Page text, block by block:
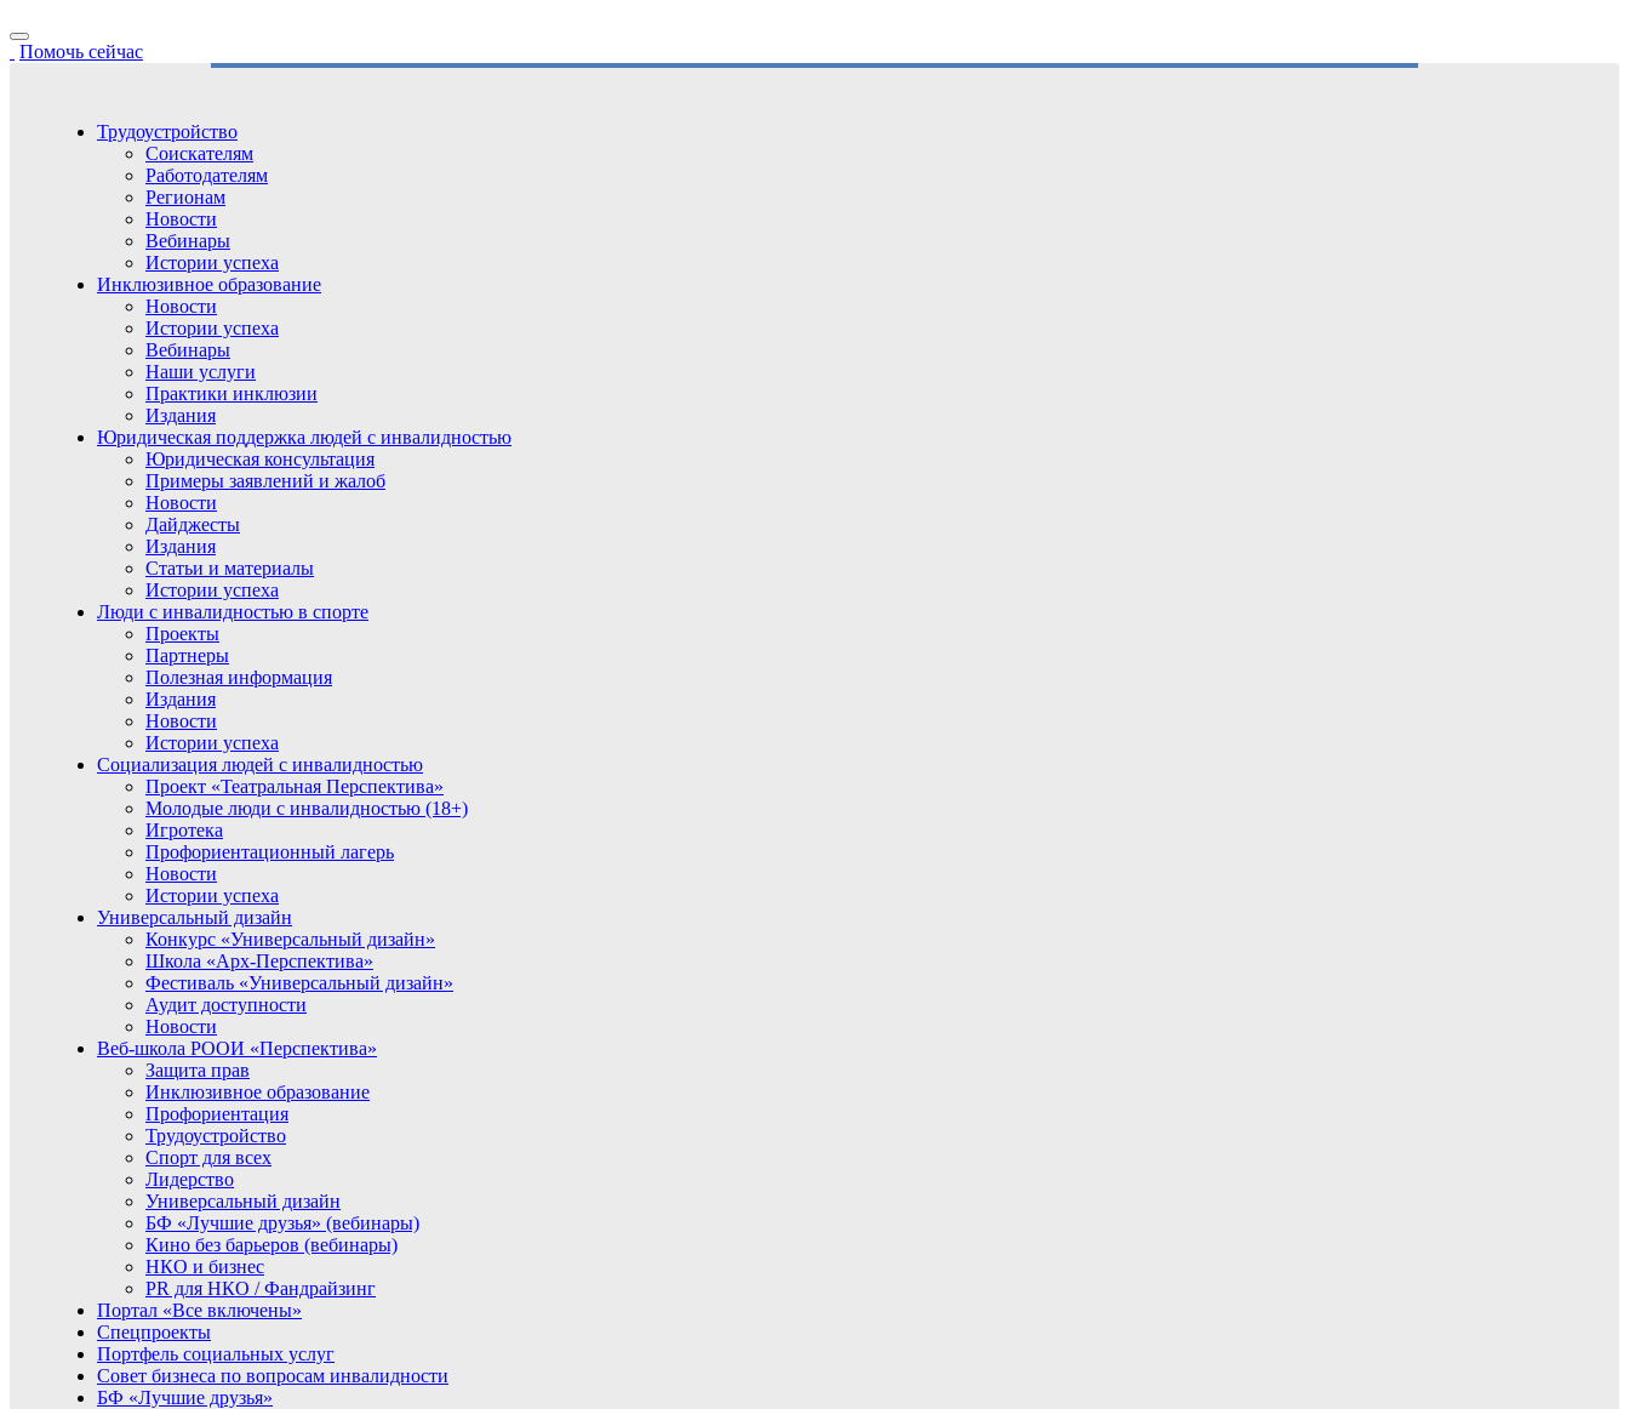
Помочь сейчас
Трудоустройство
Соискателям
Работодателям
Регионам
Новости
Вебинары
Истории успеха
Инклюзивное образование
Новости
Истории успеха
Вебинары
Наши услуги
Практики инклюзии
Издания
Юридическая поддержка людей с инвалидностью
Юридическая консультация
Примеры заявлений и жалоб
Новости
Дайджесты
Издания
Статьи и материалы
Истории успеха
Люди с инвалидностью в спорте
Проекты
Партнеры
Полезная информация
Издания
Новости
Истории успеха
Социализация людей с инвалидностью
Проект «Театральная Перспектива»
Молодые люди с инвалидностью (18+)
Игротека
Профориентационный лагерь
Новости
Истории успеха
Универсальный дизайн
Конкурс «Универсальный дизайн»
Школа «Арх-Перспектива»
Фестиваль «Универсальный дизайн»
Аудит доступности
Новости
Веб-школа РООИ «Перспектива»
Защита прав
Инклюзивное образование
Профориентация
Трудоустройство
Спорт для всех
Лидерство
Универсальный дизайн
БФ «Лучшие друзья» (вебинары)
Кино без барьеров (вебинары)
НКО и бизнес
PR для НКО / Фандрайзинг
Портал «Все включены»
Спецпроекты
Портфель социальных услуг
Совет бизнеса по вопросам инвалидности
БФ «Лучшие друзья»